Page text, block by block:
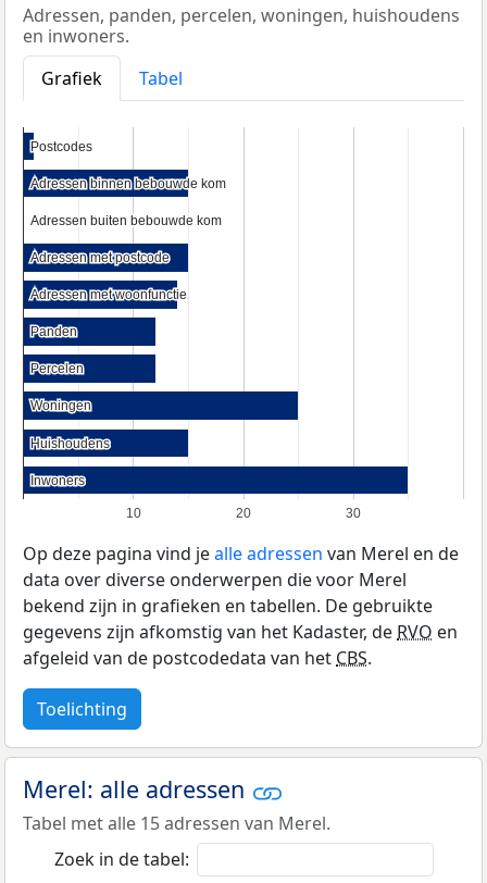
Adressen, panden, percelen, woningen, huishoudens
en inwoners.
Grafiek
Tabel
10 20 30
Postcodes
Postcodes
Adressen binnen bebouwde kom
Adressen binnen bebouwde kom
Adressen buiten bebouwde kom
Adressen buiten bebouwde kom
Adressen met postcode
Adressen met postcode
Adressen met woonfunctie
Adressen met woonfunctie
Panden
Panden
Percelen
Percelen
Woningen
Woningen
Huishoudens
Huishoudens
Inwoners
Inwoners
Op deze pagina vind jealle adressen van Merel en de
data over diverse onderwerpen die voor Merel
bekend zijn in grafieken en tabellen. De gebruikte
gegevens zijn afkomstig van het Kadaster, deRVO en
afgeleid van de postcodedata van hetCBS.
Toelichting
Merel: alle adressen
Tabel met alle 15 adressen van Merel.
Zoek in de tabel: